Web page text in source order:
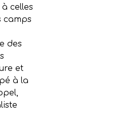
celles
camps
des
et
à la